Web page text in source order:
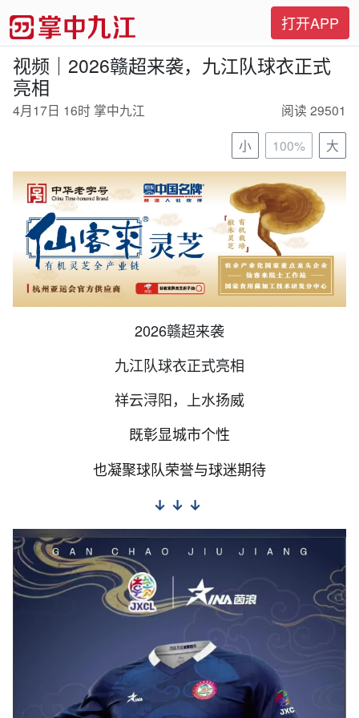
打开APP
视频｜2026赣超来袭，九江队球衣正式
亮相
4月17日 16时 掌中九江
阅读 29501
小
100% 大
2026赣超来袭
九江队球衣正式亮相
祥云浔阳，上水扬威
既彰显城市个性
也凝聚球队荣誉与球迷期待
↓ ↓ ↓